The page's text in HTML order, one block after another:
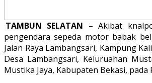
TAMBUN SELATAN – Akibat
pengendara sepeda motor babak
Jalan Raya Lambangsari, Kampung
Desa Lambangsari, Keluruahan
Mustika Jaya, Kabupaten Bekasi, pada